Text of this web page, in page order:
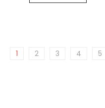
1 2 3 4 5